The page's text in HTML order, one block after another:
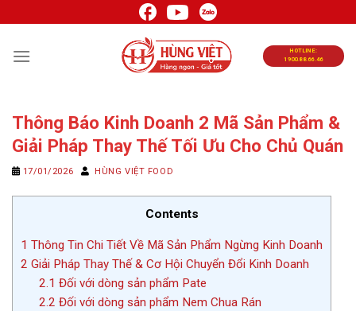
đến
nội
HOTLINE:
1900.88.66.46
Thông Báo Kinh Doanh 2 Mã Sản Phẩm &
Giải Pháp Thay Thế Tối Ưu Cho Chủ Quán
17/01/2026 HÙNG VIỆT FOOD
Contents
1 Thông Tin Chi Tiết Về Mã Sản Phẩm Ngừng Kinh Doanh
2 Giải Pháp Thay Thế & Cơ Hội Chuyển Đổi Kinh Doanh
2.1 Đối với dòng sản phẩm Pate
2.2 Đối với dòng sản phẩm Nem Chua Rán